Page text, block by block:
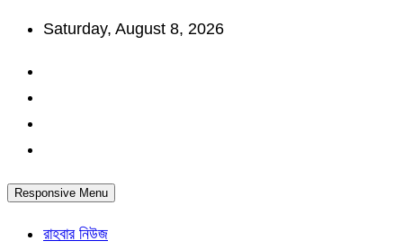
Skip
content
Saturday, August 8, 2026
Responsive Menu
রাহবার নিউজ